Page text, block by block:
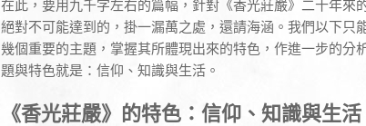
在此，要用九千字左右的篇幅，針對《香光莊嚴》二十年來
絕對不可能達到的，掛一漏萬之處，還請海涵。我們以下只
幾個重要的主題，掌握其所體現出來的特色，作進一步的分
題與特色就是：信仰、知識與生活。
《香光莊嚴》的特色：信仰、知識與生活